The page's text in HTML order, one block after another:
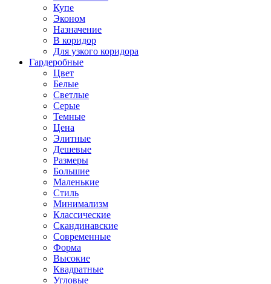
Купе
Эконом
Назначение
В коридор
Для узкого коридора
Гардеробные
Цвет
Белые
Светлые
Серые
Темные
Цена
Элитные
Дешевые
Размеры
Большие
Маленькие
Стиль
Минимализм
Классические
Скандинавские
Современные
Форма
Высокие
Квадратные
Угловые